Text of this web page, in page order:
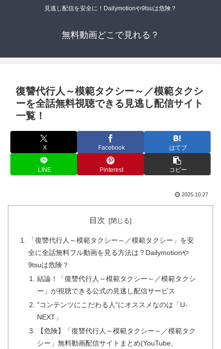
見逃し配信を安全に！Dailymotionや9tsuは危険？
無料動画どこで見れる？
復讐代行人～模範タクシー～／模範タクシ
ーを全話無料視聴できる見逃し配信サイト
一覧！
X Facebook はてブ
LINE Pinterest コピー
2025.10.27
目次
「復讐代行人～模範タクシー～／模範タクシー」を安
全に全話無料フル動画を見る方法は？Dailymotionや
9tsuは危険？
結論！「復讐代行人～模範タクシー～／模範タクシ
ー」が視聴できる公式の見逃し配信サービス
"コンテンツにこだわる人"にオススメなのは「U-
NEXT」
【危険】「復讐代行人～模範タクシー～／模範タク
シー」無料動画配信サイトまとめ(YouTube、